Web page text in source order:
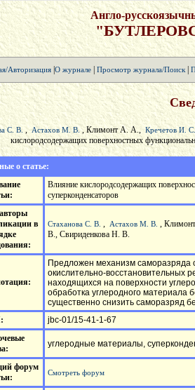
Англо-
Авторизация| О журнале| Просмотр журнала/Поиск|
С. В. ,Астахов М. В., Климонт А. А., Кречетов И. С.
кислородсодержащих поверхностных
о статье:
Влияние кислородсодержащих
суперконденсаторов
в
Стаханова С. В. , Астахов М. В. ,
В., Свириденкова Н. В.
Предложен механизм саморазряда
окислительно-восстановительных
находящихся на поверхности
обработка углеродного
существенно снизить саморазряд
jbc-01/15-41-1-67
углеродные материалы,
форум
Смотреть форум